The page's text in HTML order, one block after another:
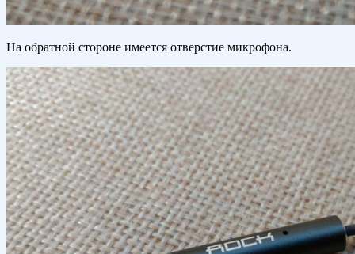
На обратной стороне имеется отверстие микрофона.